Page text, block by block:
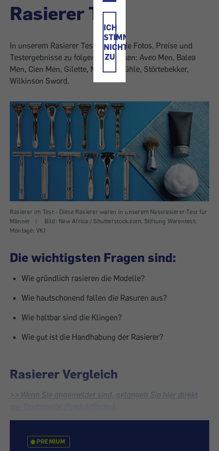
ICH
STIMME
NICHT
ZU
Rasierer Test
In unserem Rasierer Test finden Sie Fotos, Preise und
Testergebnisse zu folgenden Marken: Aveo Men, Balea
Men, Cien Men, Gilette, Merkur, Mühle, Störtebekker,
Wilkinson Sword.
Rasierer im Test - Diese Rasierer waren in unserem Nassrasierer-Test für
Männer
|
Bild: New Africa / Shutterstock.com, Stiftung Warentest;
Montage: VKI
Die wichtigsten Fragen sind:
Wie gründlich rasieren die Modelle?
Wie hautschonend fallen die Rasuren aus?
Wie haltbar sind die Klingen?
Wie gut ist die Handhabung der Rasierer?
Rasierer Vergleich
>> Wenn Sie angemeldet sind, gelangen Sie hier direkt
PREMIUM